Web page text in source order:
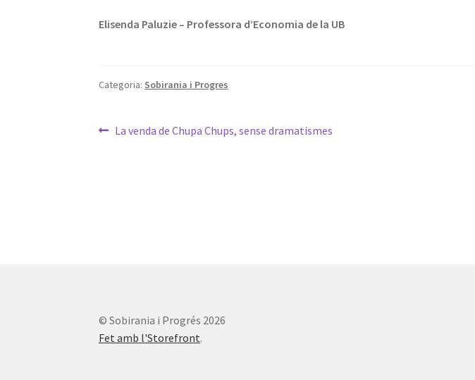
Elisenda Paluzie – Professora d’Economia de la UB
Categoria: Sobirania i Progres
Navegació
Entrada
La venda de Chupa Chups, sense dramatismes
© Sobirania i Progrés 2026
Fet amb l'Storefront.